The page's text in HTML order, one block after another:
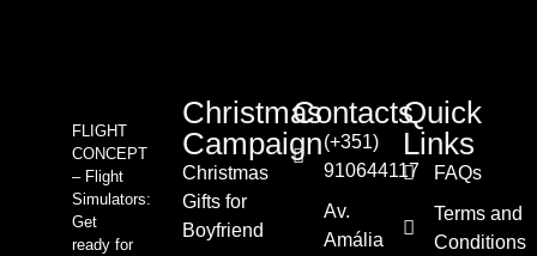
FLIGHT
CONCEPT
– Flight
Simulators:
Get
ready for
Christmas
Campaign
Christmas
Gifts for
Boyfriend
Contacts
(+351)
910644117
Av.
Amália
Quick
Links
FAQs
Terms and
Conditions